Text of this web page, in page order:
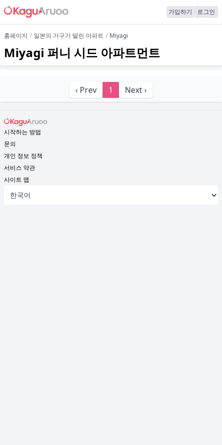
가입하기 로그인
홈페이지 일본의 가구가 딸린 아파트 Miyagi
Miyagi 퍼니 시드 아파트먼트
‹ Prev 1 Next ›
시작하는 방법
문의
개인 정보 정책
서비스 약관
사이트 맵